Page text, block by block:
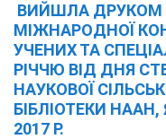
ВИЙШЛА ДРУКОМ
МІЖНАРОДНОЇ
УЧЕНИХ ТА
РІЧЧЮ ВІД ДНЯ
НАУКОВОЇ
БІБЛІОТЕКИ
2017 Р.